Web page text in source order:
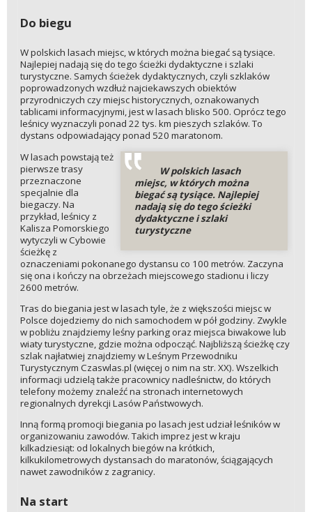
Do biegu
W polskich lasach miejsc, w których można biegać są tysiące.
Najlepiej nadają się do tego ścieżki dydaktyczne i szlaki
turystyczne. Samych ścieżek dydaktycznych, czyli szklaków
poprowadzonych wzdłuż najciekawszych obiektów
przyrodniczych czy miejsc historycznych, oznakowanych
tablicami informacyjnymi, jest w lasach blisko 500. Oprócz tego
leśnicy wyznaczyli ponad 22 tys. km pieszych szlaków. To
dystans odpowiadający ponad 520 maratonom.
W polskich lasach
miejsc, w których można
biegać są tysiące. Najlepiej
nadają się do tego ścieżki
dydaktyczne i szlaki
turystyczne
W lasach powstają też
pierwsze trasy
przeznaczone
specjalnie dla
biegaczy. Na
przykład, leśnicy z
Kalisza Pomorskiego
wytyczyli w Cybowie
ścieżkę z
oznaczeniami pokonanego dystansu co 100 metrów. Zaczyna
się ona i kończy na obrzeżach miejscowego stadionu i liczy
2600 metrów.
Tras do biegania jest w lasach tyle, że z większości miejsc w
Polsce dojedziemy do nich samochodem w pół godziny. Zwykle
w pobliżu znajdziemy leśny parking oraz miejsca biwakowe lub
wiaty turystyczne, gdzie można odpocząć. Najbliższą ścieżkę czy
szlak najłatwiej znajdziemy w Leśnym Przewodniku
Turystycznym Czaswlas.pl (więcej o nim na str. XX). Wszelkich
informacji udzielą także pracownicy nadleśnictw, do których
telefony możemy znaleźć na stronach internetowych
regionalnych dyrekcji Lasów Państwowych.
Inną formą promocji biegania po lasach jest udział leśników w
organizowaniu zawodów. Takich imprez jest w kraju
kilkadziesiąt: od lokalnych biegów na krótkich,
kilkukilometrowych dystansach do maratonów, ściągających
nawet zawodników z zagranicy.
Na start